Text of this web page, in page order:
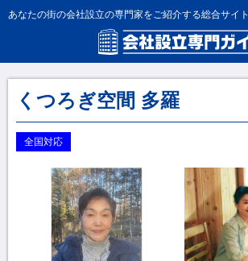
あなたの街の会社設立の専門家をご紹介する総合サイト
くつろぎ空間 多羅
全国対応